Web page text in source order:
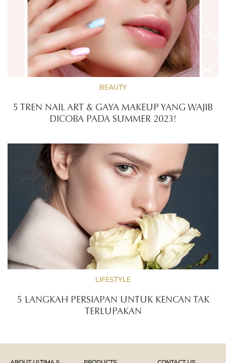
BEAUTY
5 TREN NAIL ART & GAYA MAKEUP YANG WAJIB
DICOBA PADA SUMMER 2023!
LIFESTYLE
5 LANGKAH PERSIAPAN UNTUK KENCAN TAK
TERLUPAKAN